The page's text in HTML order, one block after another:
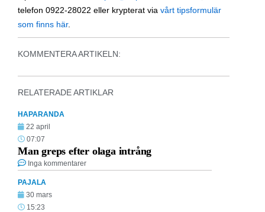
telefon 0922-28022 eller krypterat via vårt tipsformulär
som finns här.
KOMMENTERA ARTIKELN:
RELATERADE ARTIKLAR
HAPARANDA
22 april
07:07
Man greps efter olaga intrång
Inga kommentarer
PAJALA
30 mars
15:23